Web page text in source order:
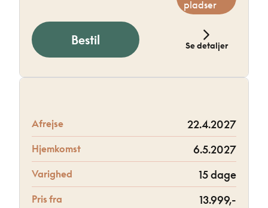
pladser
Bestil Se detaljer
Afrejse 22.4.2027
Hjemkomst 6.5.2027
Varighed 15 dage
Pris fra 13.999,-